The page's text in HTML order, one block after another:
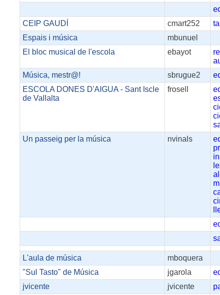
CEIP GAUDÍ
cmart252
Espais i música
mbunuel
El bloc musical de l'escola
ebayot
Música, mestr@!
sbrugue2
ESCOLA DONES D'AIGUA - Sant Iscle
de Vallalta
frosell
Un passeig per la música
nvinals
L'aula de música
mboquera
"Sul Tasto" de Música
jgarola
jvicente
jvicente